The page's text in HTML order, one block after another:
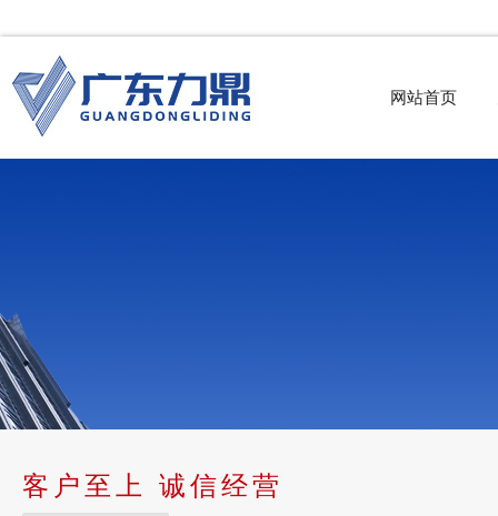
网站首页
客户至上 诚信经营